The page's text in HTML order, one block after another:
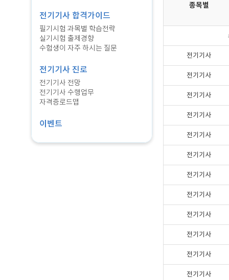
종목별
전기기사
전기기사
전기기사
전기기사
전기기사
전기기사
전기기사
전기기사
전기기사
전기기사
전기기사
전기기사
전기기사 합격가이드
필기시험 과목별 학습전략
실기시험 출제경향
수험생이 자주 하시는 질문
전기기사 진로
전기기사 전망
전기기사 수행업무
자격증로드맵
이벤트